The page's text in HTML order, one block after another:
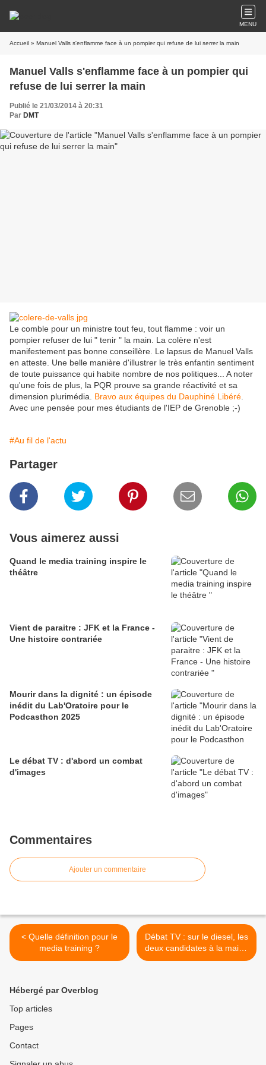
MENU
Accueil » Manuel Valls s'enflamme face à un pompier qui refuse de lui serrer la main
Manuel Valls s'enflamme face à un pompier qui
refuse de lui serrer la main
Publié le 21/03/2014 à 20:31
Par DMT
Le comble pour un ministre tout feu, tout flamme : voir un
pompier refuser de lui " tenir " la main. La colère n'est
manifestement pas bonne conseillère. Le lapsus de Manuel Valls
en atteste. Une belle manière d'illustrer le très enfantin sentiment
de toute puissance qui habite nombre de nos politiques... A noter
qu'une fois de plus, la PQR prouve sa grande réactivité et sa
dimension plurimédia. Bravo aux équipes du Dauphiné Libéré
Avec une pensée pour mes étudiants de l'IEP de Grenoble ;-)
#Au fil de l'actu
Partager
Vous aimerez aussi
Quand le media training inspire le
théâtre
Vient de paraitre : JFK et la France -
Une histoire contrariée
Mourir dans la dignité : un épisode
inédit du Lab'Oratoire pour le
Podcasthon 2025
Le débat TV : d'abord un combat
d'images
Commentaires
Ajouter un commentaire
< Quelle définition pour le
media training ?
Débat TV : sur le diesel, les
deux candidates à la mairie
de Paris y vont plein pot >
Hébergé par Overblog
Top articles
Pages
Contact